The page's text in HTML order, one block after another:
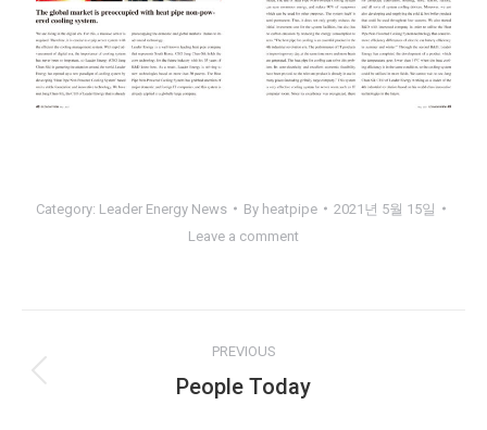
Category: Leader Energy News By heatpipe
2021년 5월 15일
Leave a comment
navigation
PREVIOUS
Previous
People Today